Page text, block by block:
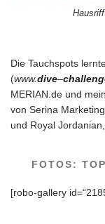
Die Tauchspots
(www.dive–
MERIAN.de und
von Serina
und Royal
FOTOS:
[robo-gallery